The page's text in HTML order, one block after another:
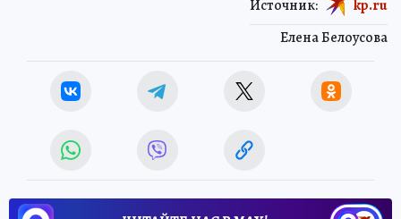
Елена Белоусова
Источник: kp.ru